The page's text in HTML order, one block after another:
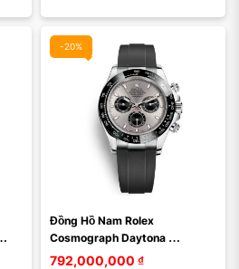
-20%
Đồng Hồ Nam Rolex
Cosmograph Daytona
116519LN
792,000,000 ₫